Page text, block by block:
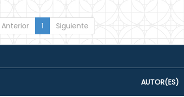
Anterior 1 Siguiente
AUTOR(ES)